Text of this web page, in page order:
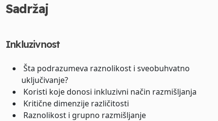
Sadržaj
Inkluzivnost
Šta podrazumeva raznolikost i sveobuhvatno
uključivanje?
Koristi koje donosi inkluzivni način razmišljanja
Kritične dimenzije različitosti
Raznolikost i grupno razmišljanje